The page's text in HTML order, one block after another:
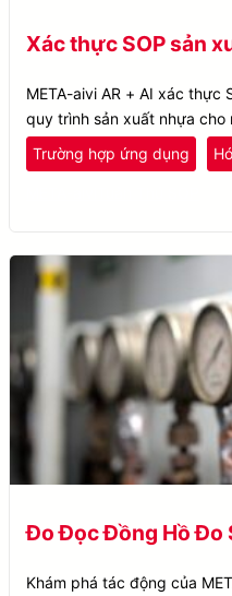
Xác thực SOP sản
META-aivi AR + AI xác thực
quy trình sản xuất nhựa
tăng cường hiệu quả và
Trường hợp ứng dụng
Đo Đọc Đồng Hồ Đo
Khám phá tác động của